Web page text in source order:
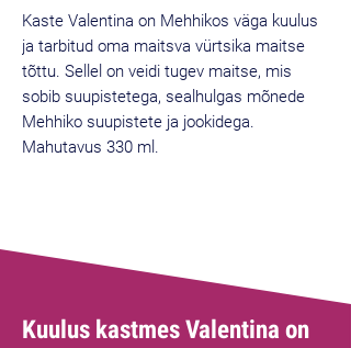
Kaste Valentina on Mehhikos väga kuulus
ja tarbitud oma maitsva vürtsika maitse
tõttu. Sellel on veidi tugev maitse, mis
sobib suupistetega, sealhulgas mõnede
Mehhiko suupistete ja jookidega.
Mahutavus 330 ml.
Kuulus kastmes Valentina on